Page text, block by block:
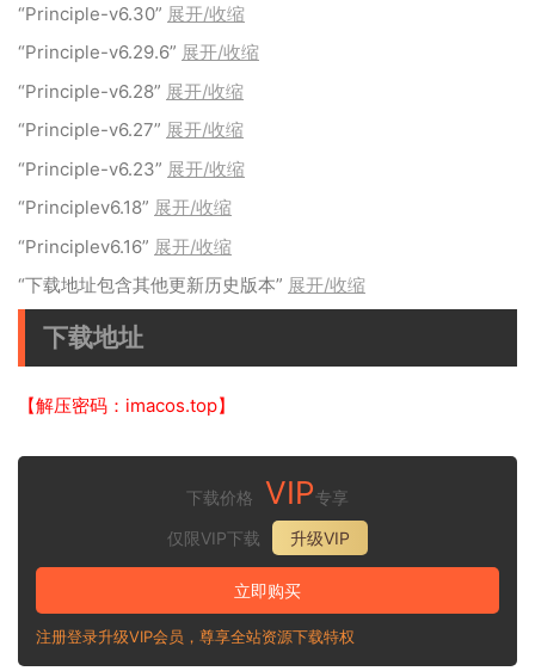
“Principle-v6.30” 展开/收缩
“Principle-v6.29.6” 展开/收缩
“Principle-v6.28” 展开/收缩
“Principle-v6.27” 展开/收缩
“Principle-v6.23” 展开/收缩
“Principlev6.18” 展开/收缩
“Principlev6.16” 展开/收缩
“下载地址包含其他更新历史版本” 展开/收缩
下载地址
【解压密码：imacos.top】
下载价格 VIP专享
仅限VIP下载
升级VIP
立即购买
注册登录升级VIP会员，尊享全站资源下载特权